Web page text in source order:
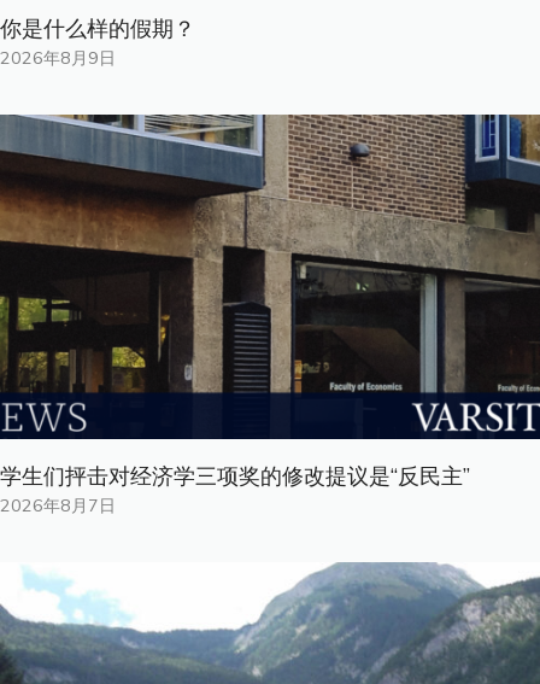
你是什​​么样的假期？
2026年8月9日
学生们抨击对经济学三项奖的修改提议是“反民主”
2026年8月7日